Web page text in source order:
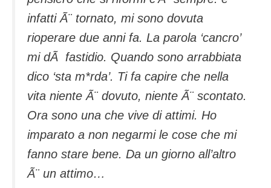
infatti Ã¨ tornato, mi sono dovuta
rioperare due anni fa. La parola ‘cancro’
mi dÃ fastidio. Quando sono arrabbiata
dico ‘sta m*rda’. Ti fa capire che nella
vita niente Ã¨ dovuto, niente Ã¨ scontato.
Ora sono una che vive di attimi. Ho
imparato a non negarmi le cose che mi
fanno stare bene. Da un giorno all’altro
Ã¨ un attimo…